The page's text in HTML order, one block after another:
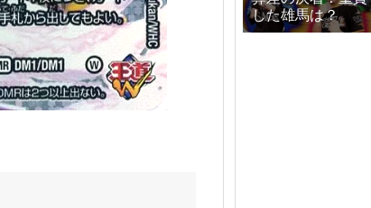
した雄馬は？